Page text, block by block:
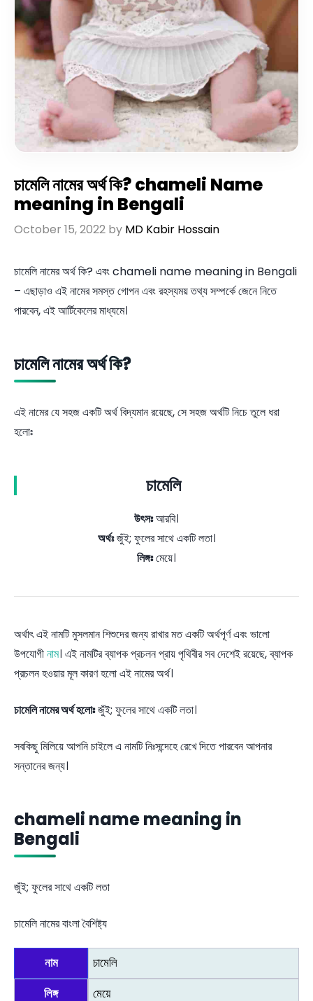
চামেলি নামের অর্থ কি? chameli Name
meaning in Bengali
October 15, 2022 by MD Kabir Hossain
চামেলি নামের অর্থ কি? এবং chameli name meaning in Bengali
– এছাড়াও এই নামের সমস্ত গোপন এবং রহস্যময় তথ্য সম্পর্কে জেনে নিতে
পারবেন, এই আর্টিকেলের মাধ্যমে।
চামেলি নামের অর্থ কি?
এই নামের যে সহজ একটি অর্থ বিদ্যমান রয়েছে, সে সহজ অর্থটি নিচে তুলে ধরা
হলোঃ
চামেলি
উৎসঃআরবি।
অর্থঃজুঁই; ফুলের সাথে একটি লতা।
লিঙ্গঃমেয়ে।
অর্থাৎ এই নামটি মুসলমান শিশুদের জন্য রাখার মত একটি অর্থপূর্ণ এবং ভালো
উপযোগীনাম। এই নামটির ব্যাপক প্রচলন প্রায় পৃথিবীর সব দেশেই রয়েছে, ব্যাপক
প্রচলন হওয়ার মূল কারণ হলো এই নামের অর্থ।
চামেলি নামের অর্থ হলোঃজুঁই; ফুলের সাথে একটি লতা।
সবকিছু মিলিয়ে আপনি চাইলে এ নামটি নিঃসন্দেহে রেখে দিতে পারবেন আপনার
সন্তানের জন্য।
chameli name meaning in
Bengali
জুঁই; ফুলের সাথে একটি লতা
চামেলি নামের বাংলা বৈশিষ্ট্য
নাম চামেলি
লিঙ্গ মেয়ে